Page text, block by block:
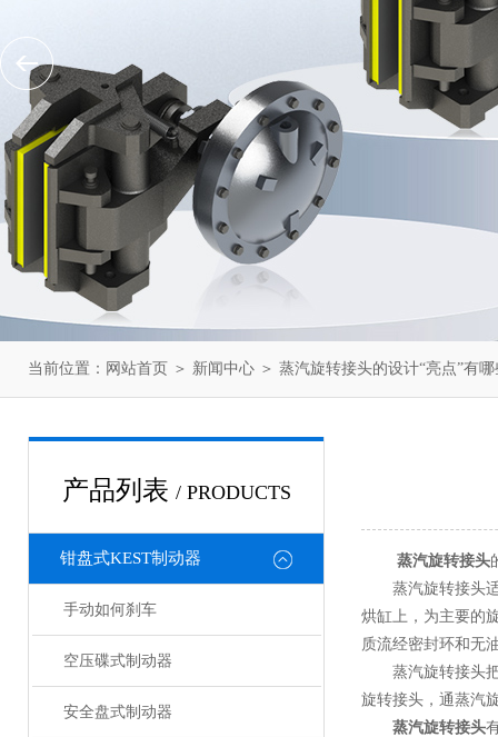
当前位置： 网站首页 ＞ 新闻中心 ＞ 蒸汽旋转接头的设计“亮点”有
产品列表 / PRODUCTS
钳盘式KEST制动器
手动如何刹车
空压碟式制动器
安全盘式制动器
蒸汽旋转接头
蒸汽旋转接头适
烘缸上，为主要的
质流经密封环和无
蒸汽旋转接头把
旋转接头，通蒸汽
蒸汽旋转接头